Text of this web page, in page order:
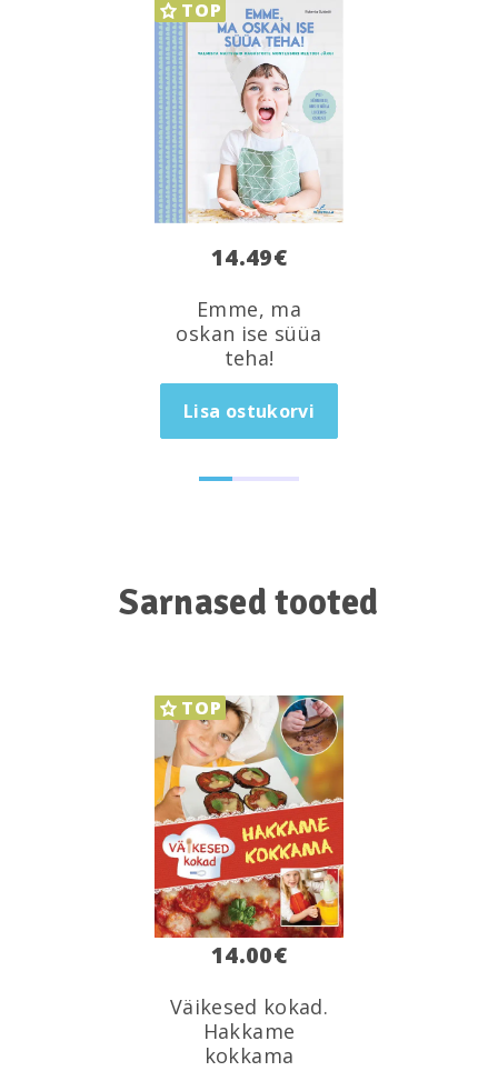
TOP
14.49€
Emme, ma
oskan ise süüa
teha!
Lisa ostukorvi
Sarnased tooted
TOP
14.00€
Väikesed kokad.
Hakkame
kokkama